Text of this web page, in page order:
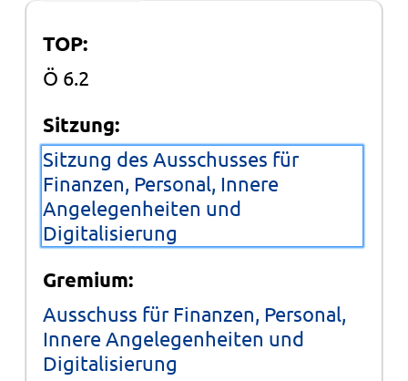
TOP:
Ö 6.2
Sitzung:
Sitzung des Ausschusses für
Finanzen, Personal, Innere
Angelegenheiten und
Digitalisierung
Gremium:
Ausschuss für Finanzen, Personal,
Innere Angelegenheiten und
Digitalisierung